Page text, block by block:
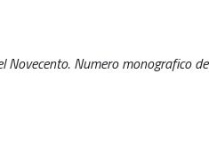
Novecento. Numero monografico